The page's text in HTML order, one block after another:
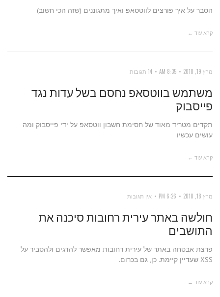
הסבר על איך פורצים לווטסאפ ואיך מתגוננים (שזה הכי חשוב)
קרא עוד ←
מרץ 19, 2018 8:35 AM 14 תגובות
משתמש בווטסאפ נחסם בשל עדות נגד
פייסבוק
תקדים מטריד מאוד של חסימת חשבון ווטסאפ על ידי פייסבוק ומה
עושים עכשיו
קרא עוד ←
מרץ 18, 2018 6:26 PM אין תגובות
חולשה באתר עירית רחובות סיכנה את
התושבים
פרצת אבטחה באתר של עירית רחובות מאפשר להדגים ולהסביר על
XSS שעדיין קיימת. כן, גם בכרום.
קרא עוד ←